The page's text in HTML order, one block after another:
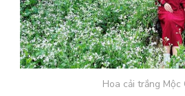
Hoa cải trắng Mộc